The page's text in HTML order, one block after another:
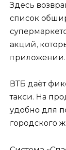
Здесь
список
акций,
приложении.
ВТБ даёт
такси. На
удобно для
городского